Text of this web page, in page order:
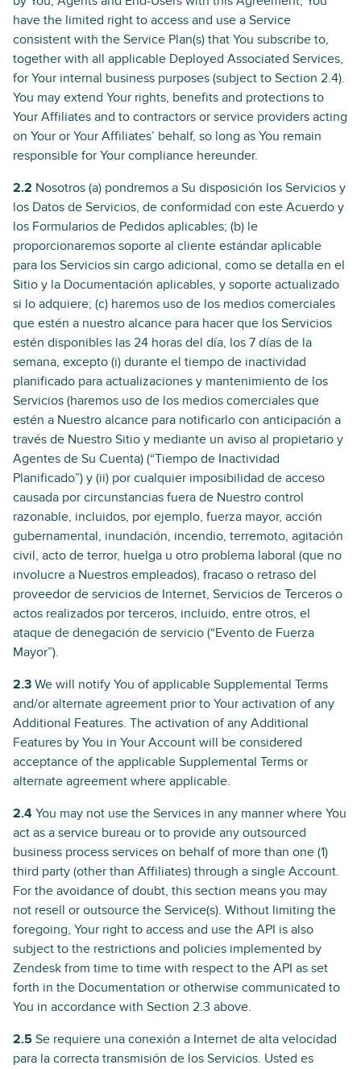
have the limited right to access and use a Service
consistent with the Service Plan(s) that You subscribe to,
together with all applicable Deployed Associated Services,
for Your internal business purposes (subject to Section 2.4).
You may extend Your rights, benefits and protections to
Your Affiliates and to contractors or service providers acting
on Your or Your Affiliates’ behalf, so long as You remain
responsible for Your compliance hereunder.
2.2 Nosotros (a) pondremos a Su disposición los Servicios y
los Datos de Servicios, de conformidad con este Acuerdo y
los Formularios de Pedidos aplicables; (b) le
proporcionaremos soporte al cliente estándar aplicable
para los Servicios sin cargo adicional, como se detalla en el
Sitio y la Documentación aplicables, y soporte actualizado
si lo adquiere; (c) haremos uso de los medios comerciales
que estén a nuestro alcance para hacer que los Servicios
estén disponibles las 24 horas del día, los 7 días de la
semana, excepto (i) durante el tiempo de inactividad
planificado para actualizaciones y mantenimiento de los
Servicios (haremos uso de los medios comerciales que
estén a Nuestro alcance para notificarlo con anticipación a
través de Nuestro Sitio y mediante un aviso al propietario y
Agentes de Su Cuenta) (“Tiempo de Inactividad
Planificado”) y (ii) por cualquier imposibilidad de acceso
causada por circunstancias fuera de Nuestro control
razonable, incluidos, por ejemplo, fuerza mayor, acción
gubernamental, inundación, incendio, terremoto, agitación
civil, acto de terror, huelga u otro problema laboral (que no
involucre a Nuestros empleados), fracaso o retraso del
proveedor de servicios de Internet, Servicios de Terceros o
actos realizados por terceros, incluido, entre otros, el
ataque de denegación de servicio (“Evento de Fuerza
Mayor”).
2.3 We will notify You of applicable Supplemental Terms
and/or alternate agreement prior to Your activation of any
Additional Features. The activation of any Additional
Features by You in Your Account will be considered
acceptance of the applicable Supplemental Terms or
alternate agreement where applicable.
2.4 You may not use the Services in any manner where You
act as a service bureau or to provide any outsourced
business process services on behalf of more than one (1)
third party (other than Affiliates) through a single Account.
For the avoidance of doubt, this section means you may
not resell or outsource the Service(s). Without limiting the
foregoing, Your right to access and use the API is also
subject to the restrictions and policies implemented by
Zendesk from time to time with respect to the API as set
forth in the Documentation or otherwise communicated to
You in accordance with Section 2.3 above.
2.5 Se requiere una conexión a Internet de alta velocidad
para la correcta transmisión de los Servicios. Usted es